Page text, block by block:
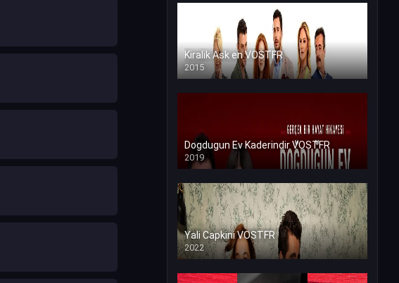
Kiralik Ask en VOSTFR
2015
Dogdugun Ev Kaderindir VOSTFR
2019
Yali Capkini VOSTFR
2022